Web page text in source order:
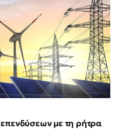
με τη ρήτρα